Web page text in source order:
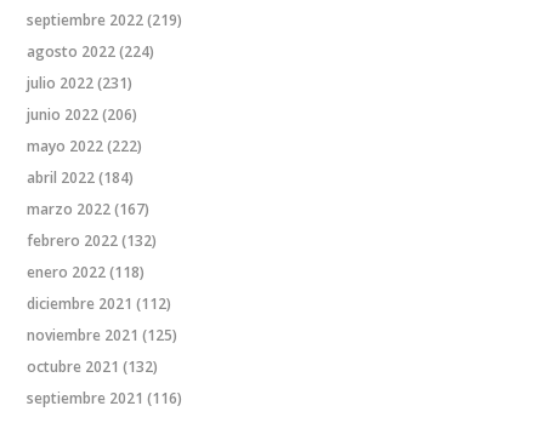
septiembre 2022(219)
agosto 2022(224)
julio 2022(231)
junio 2022(206)
mayo 2022(222)
abril 2022(184)
marzo 2022(167)
febrero 2022(132)
enero 2022(118)
diciembre 2021 (112)
noviembre 2021 (125)
octubre 2021 (132)
septiembre 2021 (116)